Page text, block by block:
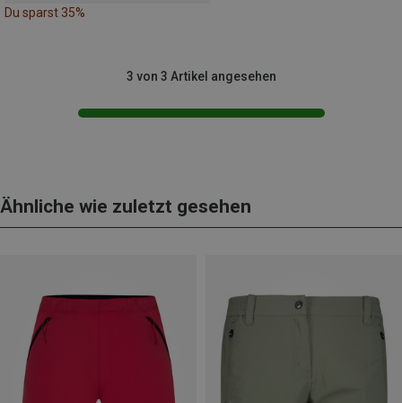
Du sparst 35%
3 von 3 Artikel angesehen
Ähnliche wie zuletzt gesehen